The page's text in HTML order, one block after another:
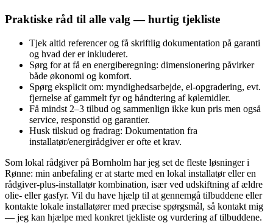
Praktiske råd til alle valg — hurtig tjekliste
Tjek altid referencer og få skriftlig dokumentation på garanti
og hvad der er inkluderet.
Sørg for at få en energiberegning: dimensionering påvirker
både økonomi og komfort.
Spørg eksplicit om: myndighedsarbejde, el‑opgradering, evt.
fjernelse af gammelt fyr og håndtering af kølemidler.
Få mindst 2–3 tilbud og sammenlign ikke kun pris men også
service, responstid og garantier.
Husk tilskud og fradrag: Dokumentation fra
installatør/energirådgiver er ofte et krav.
Som lokal rådgiver på Bornholm har jeg set de fleste løsninger i
Rønne: min anbefaling er at starte med en lokal installatør eller en
rådgiver‑plus‑installatør kombination, især ved udskiftning af ældre
olie‑ eller gasfyr. Vil du have hjælp til at gennemgå tilbuddene eller
kontakte lokale installatører med præcise spørgsmål, så kontakt mig
— jeg kan hjælpe med konkret tjekliste og vurdering af tilbuddene.